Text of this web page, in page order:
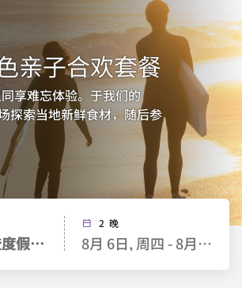
亲子合欢套餐
享难忘体验。于我们的
探索当地新鲜食材，随后参
假酒店
2 晚
8月 6日, 周四 - 8月 8日,